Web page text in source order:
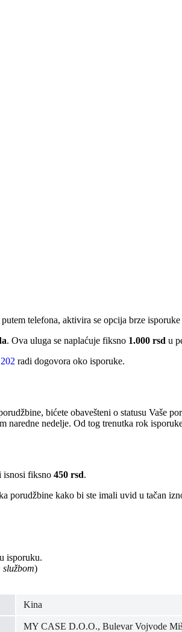
telefona, aktivira se opcija brze
. Ova uluga se naplaćuje fiksno 1.000 rsd u
radi dogovora oko isporuke.
bićete obavešteni o statusu Vaše
nedelje. Od tog trenutka rok
isnosi fiksno 450 rsd.
porudžbine kako bi ste imali uvid u tačan
isporuku.
)
Kina
MY CASE D.O.O., Bulevar Vojvode